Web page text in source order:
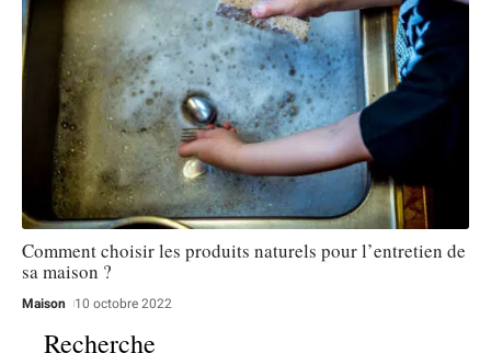
Comment choisir les produits naturels pour l’entretien de
sa maison ?
Maison 10 octobre 2022
Recherche